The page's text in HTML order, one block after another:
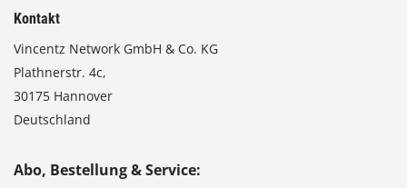
Kontakt
Vincentz Network GmbH & Co. KG
Plathnerstr. 4c,
30175 Hannover
Deutschland
Abo, Bestellung & Service: